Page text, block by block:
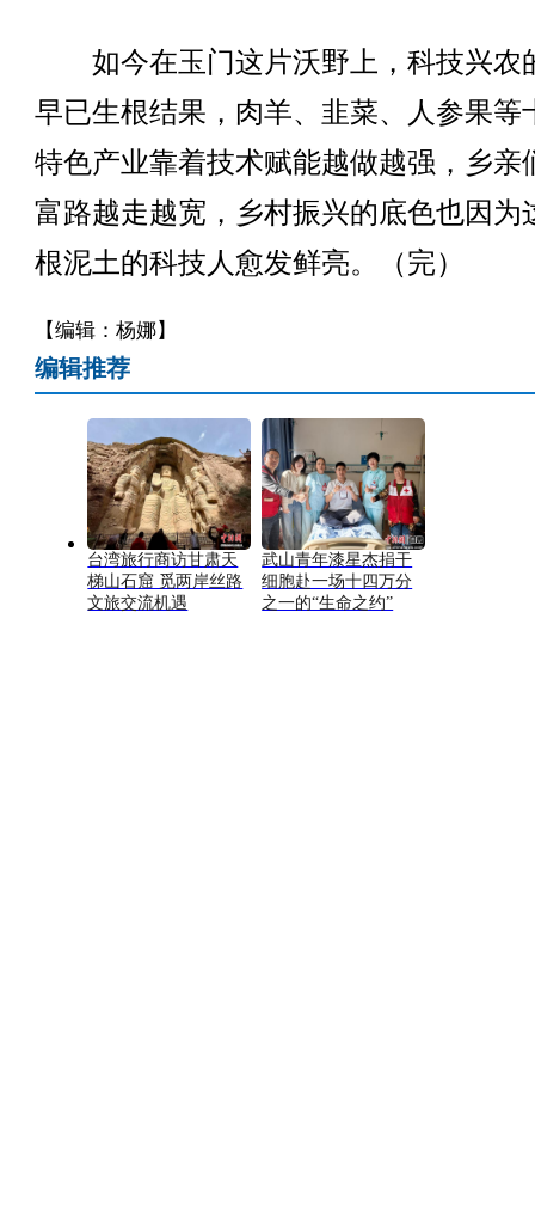
如今在玉门这片沃野上，科技兴农
早已生根结果，肉羊、韭菜、人参果等
特色产业靠着技术赋能越做越强，乡亲
富路越走越宽，乡村振兴的底色也因为
根泥土的科技人愈发鲜亮。（完）
【编辑：杨娜】
编辑推荐
台湾旅行商访甘肃天
梯山石窟 觅两岸丝路
文旅交流机遇
武山青年漆星杰捐干
细胞赴一场十四万分
之一的“生命之约”